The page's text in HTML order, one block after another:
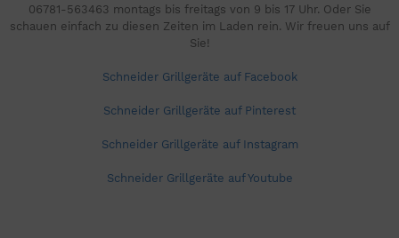
06781-563463 montags bis freitags von 9 bis 17 Uhr. Oder Sie
schauen einfach zu diesen Zeiten im Laden rein. Wir freuen uns auf
Sie!
Schneider Grillgeräte auf Facebook
Schneider Grillgeräte auf Pinterest
Schneider Grillgeräte auf Instagram
Schneider Grillgeräte auf Youtube